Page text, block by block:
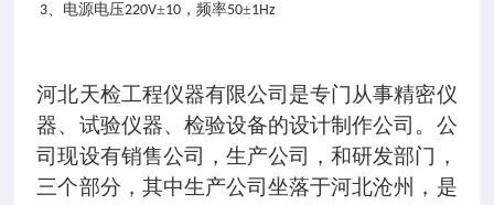
3、电源电压220V±10 ，频率50±1Hz
河北天检工程仪器有限公司是专门从事精密仪
器、试验仪器、检验设备的设计制作公司。公
司现设有销售公司，生产公司，和研发部门，
三个部分，其中生产公司坐落于河北沧州，是